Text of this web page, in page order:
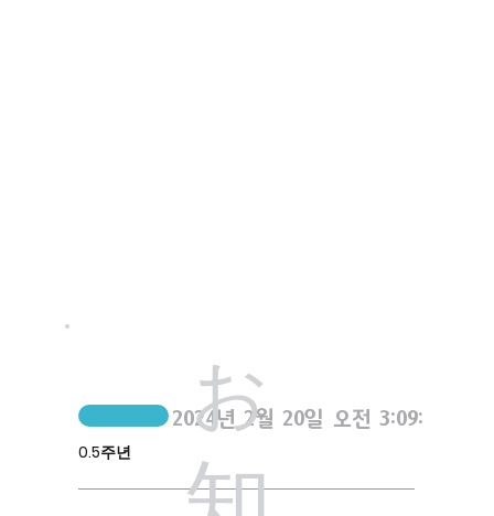
2024년 2월 20일 오전 3:09:35
0.5주년
お